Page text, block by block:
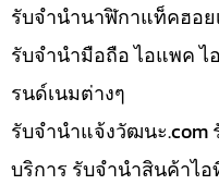
รับจำนำนาฬิกาแท็คฮอย
รับจำนำมือถือ ไอแพค
รนด์เนมต่างๆ
รับจํานําแจ้งวัฒนะ.com
บริการ รับจำนำสินค้าไ